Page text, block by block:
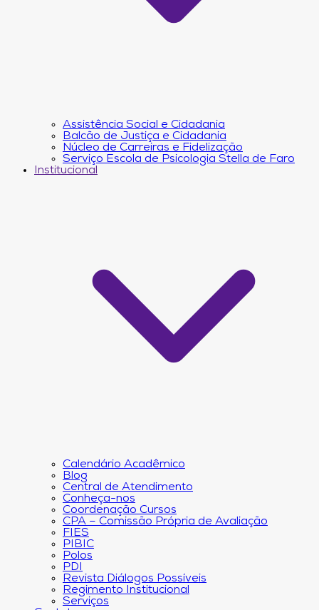
Assistência Social e Cidadania
Balcão de Justiça e Cidadania
Núcleo de Carreiras e Fidelização
Serviço Escola de Psicologia Stella de Faro
Institucional
Calendário Acadêmico
Blog
Central de Atendimento
Conheça-nos
Coordenação Cursos
CPA – Comissão Própria de Avaliação
FIES
PIBIC
Polos
PDI
Revista Diálogos Possíveis
Regimento Institucional
Serviços